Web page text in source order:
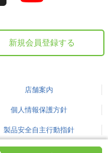
新規会員登録する
店舗案内
個人情報保護方針
製品安全自主行動指針